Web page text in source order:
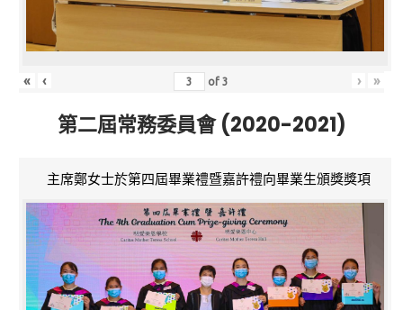
« ‹ of3 › »
第二屆常務委員會 (2020-2021)
主席鄭女士於第四屆畢業禮暨嘉許禮向畢業生頒獎獎項